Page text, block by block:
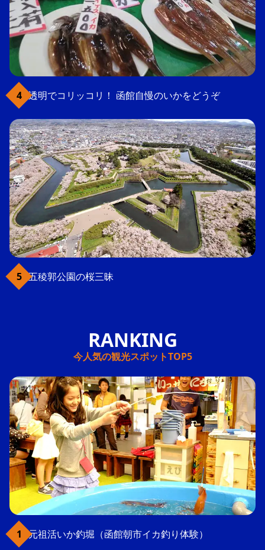
透明でコリッコリ！ 函館自慢のいかをどうぞ
五稜郭公園の桜三昧
今人気の観光スポットTOP5
元祖活いか釣堀（函館朝市イカ釣り体験）